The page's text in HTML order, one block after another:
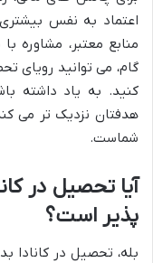
اعتماد به نفس بیشتری
منابع معتبر، مشاوره
گام، می توانید رویای
کنید. به یاد داشته
هدفتان نزدیک تر می
شماست.
آیا تحصیل در
پذیر است؟
بله، تحصیل در کانادا